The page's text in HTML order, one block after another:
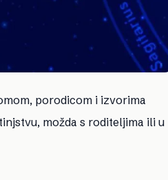
porodicom i izvorima
možda s roditeljima ili u